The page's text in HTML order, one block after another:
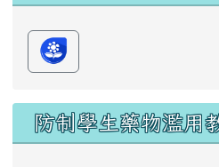
防制學生藥物濫用